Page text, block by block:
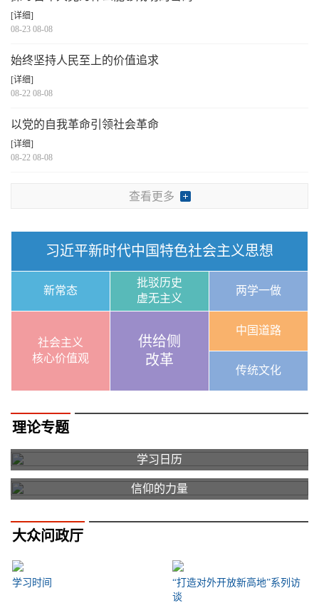
[详细]
08-23 08-08
始终坚持人民至上的价值追求
[详细]
08-22 08-08
以党的自我革命引领社会革命
[详细]
08-22 08-08
查看更多
习近平新时代中国特色社会主义思想
新常态
批驳历史
虚无主义
两学一做
社会主义
核心价值观
供给侧
改革
中国道路
传统文化
理论专题
学习日历
信仰的力量
大众问政厅
学习时间
“打造对外开放新高地”系列访
谈